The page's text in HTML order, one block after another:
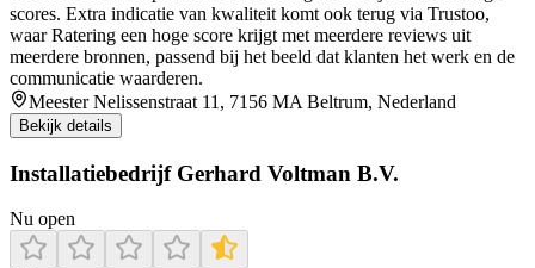
scores. Extra indicatie van kwaliteit komt ook terug via Trustoo,
waar Ratering een hoge score krijgt met meerdere reviews uit
meerdere bronnen, passend bij het beeld dat klanten het werk en de
communicatie waarderen.
Meester Nelissenstraat 11, 7156 MA Beltrum, Nederland
Bekijk details
Installatiebedrijf Gerhard Voltman B.V.
Nu open